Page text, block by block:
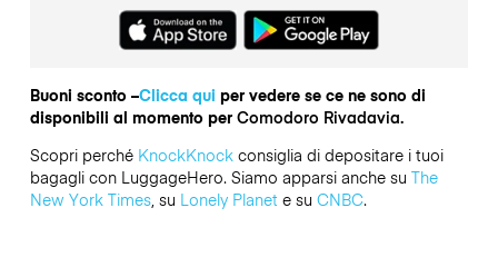
Buoni sconto –Clicca qui per vedere se ce ne sono di
disponibili al momento per Comodoro Rivadavia.
Scopri perché KnockKnockconsiglia di depositare i tuoi
bagagli con LuggageHero. Siamo apparsi anche su The
New York Times, su Lonely Planete su CNBC.